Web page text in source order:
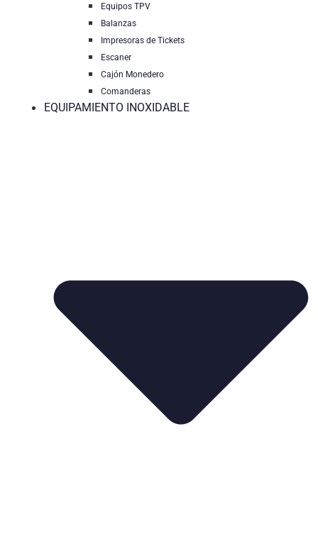
Equipos TPV
Balanzas
Impresoras de Tickets
Escaner
Cajón Monedero
Comanderas
EQUIPAMIENTO INOXIDABLE